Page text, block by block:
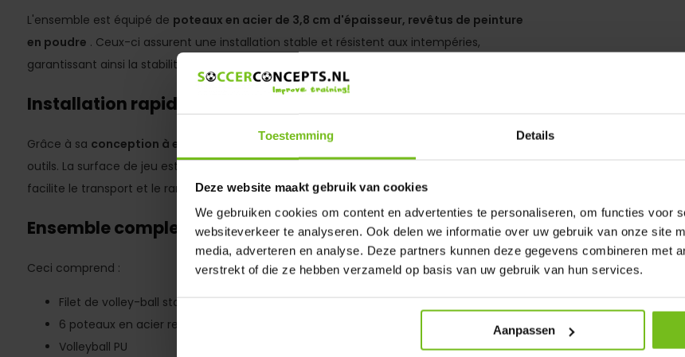
Toestemming Details
Deze website maakt gebruik van cookies
We gebruiken cookies om content en advertenties te personaliseren, om functies voor
websiteverkeer te analyseren. Ook delen we informatie over uw gebruik van onze site
media, adverteren en analyse. Deze partners kunnen deze gegevens combineren met
verstrekt of die ze hebben verzameld op basis van uw gebruik van hun services.
Aanpassen
L'ensemble est équipé de poteaux en acier de 3,8 cm d'épaisseur, revêtus de peinture
en poudre . Ceux-ci assurent une installation stable et résistent aux intempéries,
garantissant ainsi la stabilité du filet même en cas d'utilisation intensive.
Installation rapide et transport facile
Grâce à sa conception à emboîter,
le filet de volley-ball s'installe facilement et sans
outils. La surface de jeu est prête en quelques minutes. Le
facilite le transport et le rangement.
Ensemble complet – prêt à jouer immédiatement
Ceci comprend :
Filet de volley-ball standard (9,7 × 0,9 m)
6 poteaux en acier revêtus de poudre
Volleyball PU